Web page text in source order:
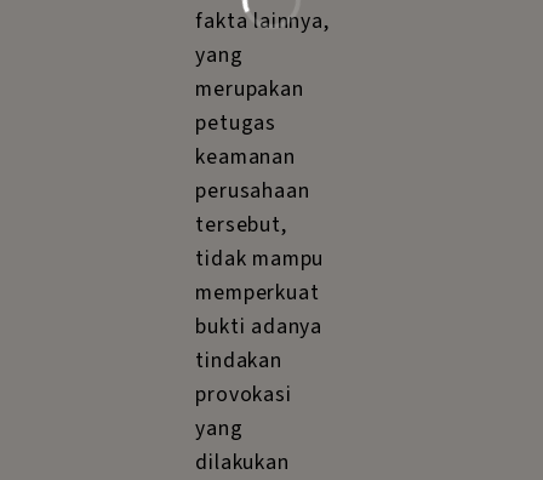
fakta lainnya,
yang
merupakan
petugas
keamanan
perusahaan
tersebut,
tidak mampu
memperkuat
bukti adanya
tindakan
provokasi
yang
dilakukan